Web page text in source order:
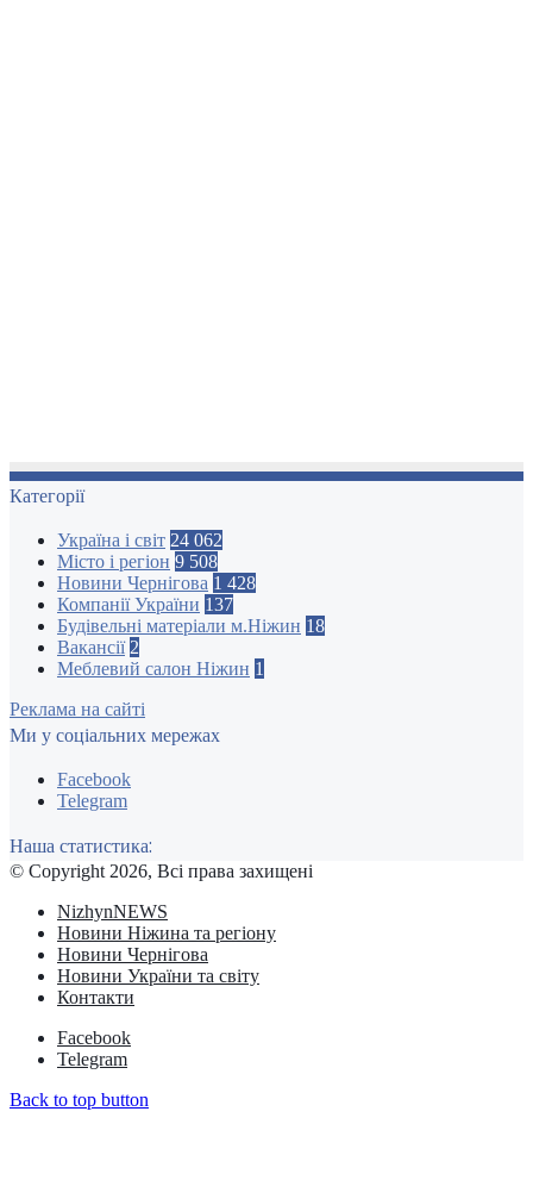
Категорії
Україна і світ 24 062
Місто і регіон 9 508
Новини Чернігова 1 428
Компанії України 137
Будівельні матеріали м.Ніжин 18
Вакансії 2
Меблевий салон Ніжин 1
Реклама на сайті
Ми у соціальних мережах
Facebook
Telegram
Наша статистика:
© Copyright 2026, Всі права захищені
NizhynNEWS
Новини Ніжина та регіону
Новини Чернігова
Новини України та світу
Контакти
Facebook
Telegram
Back to top button